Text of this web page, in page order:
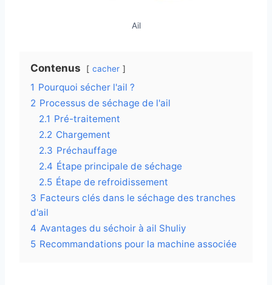
Ail
Contenus cacher
1 Pourquoi sécher l'ail ?
2 Processus de séchage de l'ail
2.1 Pré-traitement
2.2 Chargement
2.3 Préchauffage
2.4 Étape principale de séchage
2.5 Étape de refroidissement
3 Facteurs clés dans le séchage des tranches
d'ail
4 Avantages du séchoir à ail Shuliy
5 Recommandations pour la machine associée